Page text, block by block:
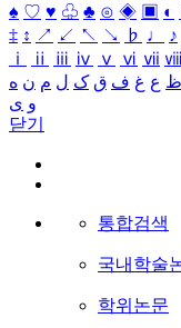
♠ ♡ ♥ ♧ ♣ ⊙ ◈ ▣ ◐
‡ ↕ ↗ ↙ ↖ ↘ ♭ ♩ ♪
ⅰ
ⅱ ⅲ ⅳ ⅴ ⅵ ⅶ ⅷ
ظ ع غ ف ق ک ل م ن ه
و ی
닫기
통합검색
국내학술
학위논문